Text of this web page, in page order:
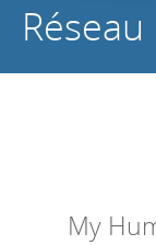
Réseau
My